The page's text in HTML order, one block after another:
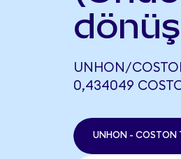
UNHON/
0,434049
UNHON - COSTON